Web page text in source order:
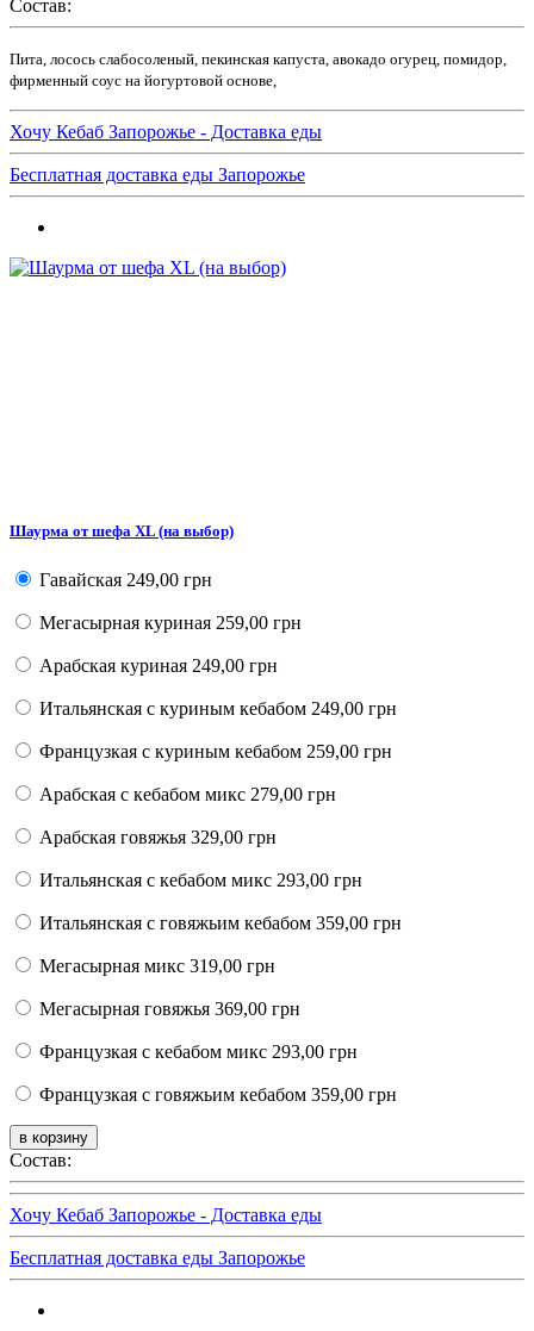
Состав:
Пита, лосось слабосоленый, пекинская капуста, авокадо огурец, помидор,
фирменный соус на йогуртовой основе,
Хочу Кебаб Запорожье - Доставка еды
Бесплатная доставка еды Запорожье
Шаурма от шефа XL (на выбор)
Гавайская 249,00 грн
Мегасырная куриная 259,00 грн
Арабская куриная 249,00 грн
Итальянская с куриным кебабом 249,00 грн
Французкая с куриным кебабом 259,00 грн
Арабская с кебабом микс 279,00 грн
Арабская говяжья 329,00 грн
Итальянская с кебабом микс 293,00 грн
Итальянская с говяжьим кебабом 359,00 грн
Мегасырная микс 319,00 грн
Мегасырная говяжья 369,00 грн
Французкая с кебабом микс 293,00 грн
Французкая с говяжьим кебабом 359,00 грн
Состав:
Хочу Кебаб Запорожье - Доставка еды
Бесплатная доставка еды Запорожье